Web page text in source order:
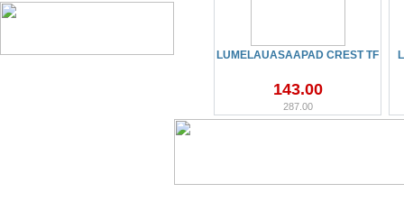
LUMELAUASAAPAD CREST TF
143.00
287.00